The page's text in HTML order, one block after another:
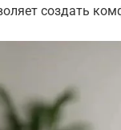
создать